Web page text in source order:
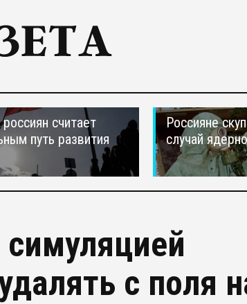
считает
путь развития
Россияне
случай
с поля